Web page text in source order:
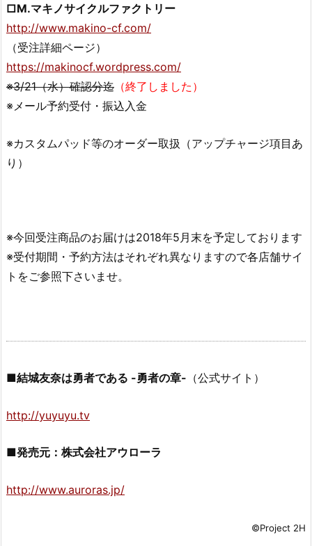
□M.マキノサイクルファクトリー
http://www.makino-cf.com/
（受注詳細ページ）
https://makinocf.wordpress.com/
※3/21（水）確認分迄 （終了しました）
※メール予約受付・振込入金
※カスタムパッド等のオーダー取扱（アップチャージ項目あ
り）
※今回受注商品のお届けは2018年5月末を予定しております
※受付期間・予約方法はそれぞれ異なりますので各店舗サイ
トをご参照下さいませ。
■結城友奈は勇者である -勇者の章- （公式サイト）
http://yuyuyu.tv
■発売元：株式会社アウローラ
http://www.auroras.jp/
©Project 2H